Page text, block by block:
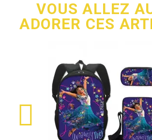
VOUS ALLEZ
ADORER CES